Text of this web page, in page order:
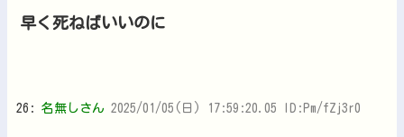
早く死ねばいいのに
26: 名無しさん 2025/01/05(日) 17:59:20.05 ID:Pm/fZj3r0